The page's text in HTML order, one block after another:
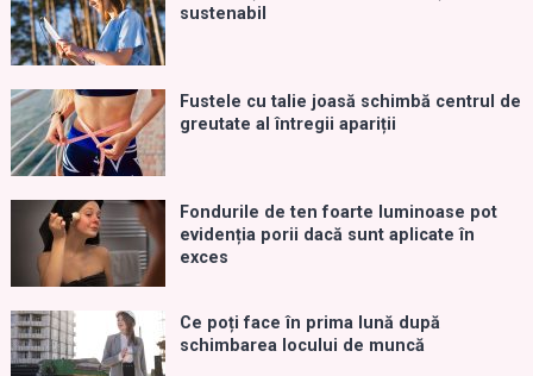
sustenabil
Fustele cu talie joasă schimbă centrul de
greutate al întregii apariții
Fondurile de ten foarte luminoase pot
evidenția porii dacă sunt aplicate în
exces
Ce poți face în prima lună după
schimbarea locului de muncă